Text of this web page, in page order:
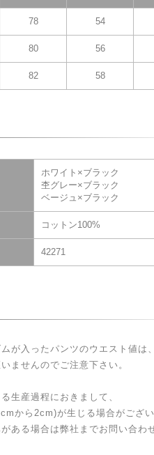
78 54
80 56
82 58
ホワイト×ブラック
杢グレー×ブラック
ベージュ×ブラック
コットン100%
42271
が入ったパンツのウエスト値は
ませんのでご注意下さい。
生産過程におきまして、
から2cm)が生じる場合がござい
ある場合は弊社までお問い合わ